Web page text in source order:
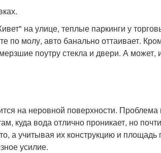
на улице, теплые паркинги у
молу, авто банально оттаивает.
поутру стекла и двери. А может,
на неровной поверхности. Проблема
куда вода отлично проникает, но
а учитывая их конструкцию и площадь
усилие.